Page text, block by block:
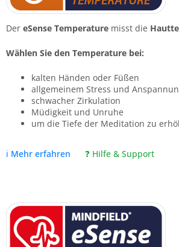
📋 Infomappe jetzt
🔒 Mit dem Absenden bestätigen Sie,
nicht an Dritte
Der eSense Temperature misst die
Wählen Sie den Temperature bei:
kalten Händen oder Füßen
allgemeinem Stress und
schwacher Zirkulation
Müdigkeit und Unruhe
um die Tiefe der Meditation zu
ℹ️ Mehr erfahren ❓ Hilfe & Support